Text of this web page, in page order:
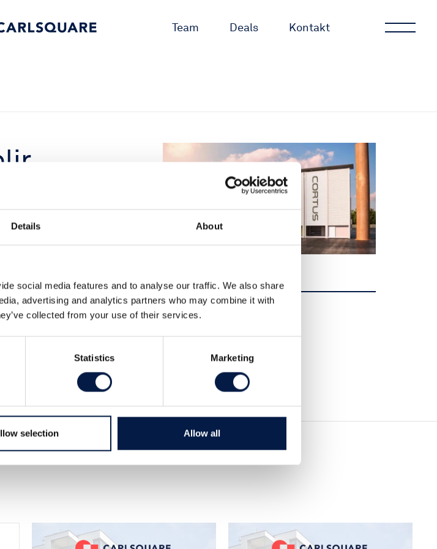
Details About
social media features and to analyse our traffic. We also share
advertising and analytics partners who may combine it with
collected from your use of their services.
Statistics Marketing
selection Allow all
Team Deals Kontakt
komma vidare.
tidsplan. Om
Dela
Dela